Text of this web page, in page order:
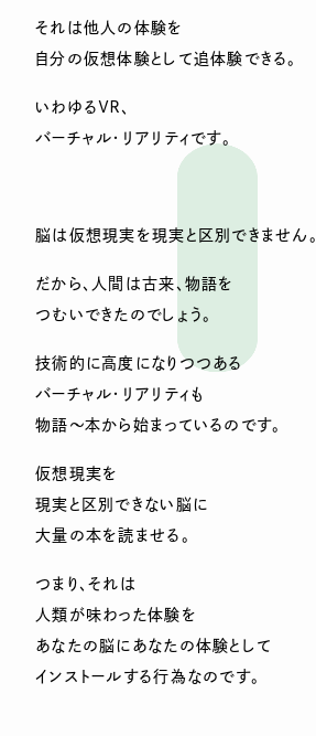
それは他人の体験を
自分の仮想体験として追体験できる。
いわゆるＶＲ、
バーチャル・リアリティです。
脳は仮想現実を現実と区別できません。
だから、人間は古来、物語を
つむいできたのでしょう。
技術的に高度になりつつある
バーチャル・リアリティも
物語～本から始まっているのです。
仮想現実を
現実と区別できない脳に
大量の本を読ませる。
つまり、それは
人類が味わった体験を
あなたの脳にあなたの体験として
インストールする行為なのです。